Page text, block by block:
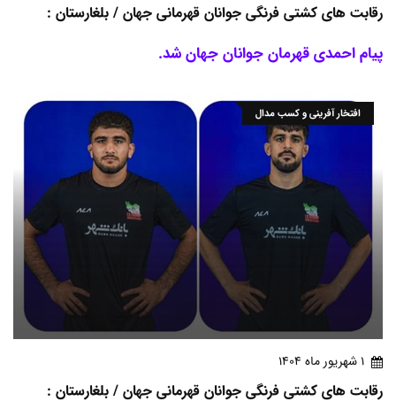
رقابت های کشتی فرنگی جوانان قهرمانی جهان / بلغارستان :
پیام احمدی قهرمان جوانان جهان شد.
افتخار آفرینی و کسب مدال
1 شهريور ماه 1404
رقابت های کشتی فرنگی جوانان قهرمانی جهان / بلغارستان :